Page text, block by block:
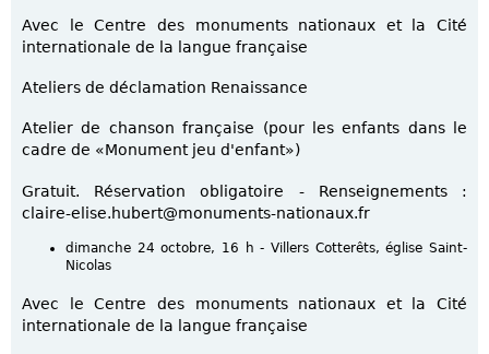
Avec le Centre des monuments nationaux et la Cité
internationale de la langue française
Ateliers de déclamation Renaissance
Atelier de chanson française (pour les enfants dans le
cadre de «Monument jeu d'enfant»)
Gratuit. Réservation obligatoire - Renseignements :
claire-elise.hubert@monuments-nationaux.fr
dimanche 24 octobre, 16 h - Villers Cotterêts, église Saint-
Nicolas
Avec le Centre des monuments nationaux et la Cité
internationale de la langue française